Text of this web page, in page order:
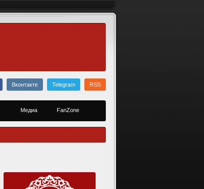
Вконтакте Telegram RSS
Медиа FanZone